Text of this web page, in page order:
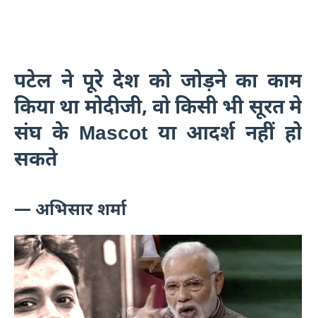
पटेल ने पूरे देश को जोड़ने का काम
किया था मोदीजी, वो किसी भी सूरत मे
संघ के Mascot या आदर्श नहीं हो
सकते
— अभिसार शर्मा